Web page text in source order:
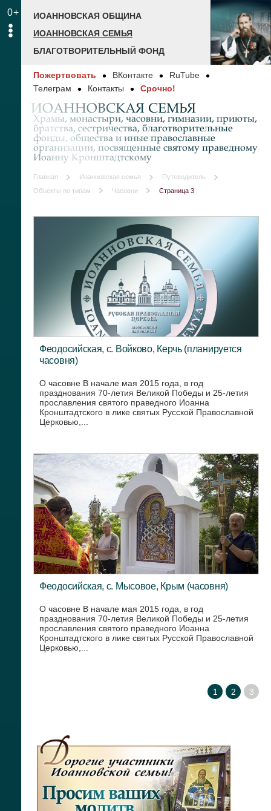
0+
ИОАННОВСКАЯ ОБЩИНА
ИОАННОВСКАЯ СЕМЬЯ
БЛАГОТВОРИТЕЛЬНЫЙ ФОНД
Пожертвовать ВКонтакте
RuTube
Телеграм
Контакты Срочно!
ИОАННОВСКАЯ СЕМЬЯ
Храмы, монастыри, часовни, гимназии, приюты,
братства, сестричества, благотворительные
фонды, общества и иные православные
организации, посвященные святому праведному
Иоанну Кронштадтскому
Главная Иоанновская семья
Путеводитель
Объекты по типам
Часовни Страница 3
Феодосийская, с. Войково, Керчь (планируется
часовня)
О часовне В начале мая 2015 года, в год
празднования 70-летия Великой Победы и 25-летия
прославления святого праведного Иоанна
Кронштадтского в лике святых Русской Православной
Церковью,...
Феодосийская, с. Мысовое, Крым (часовня)
О часовне В начале мая 2015 года, в год
празднования 70-летия Великой Победы и 25-летия
прославления святого праведного Иоанна
Кронштадтского в лике святых Русской Православной
Церковью,...
1 2 3